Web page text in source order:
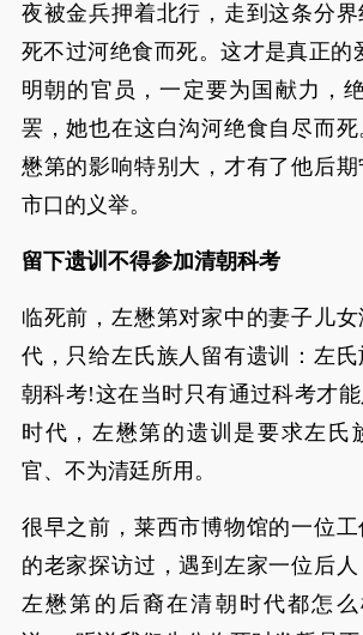
夜被金兵押着北行，走到这条分
死不过河绝食而死。这才是真正的
明朝的官员，一定要为国献力，
罢，她也在这白沟河绝食自尽而
懋第的影响特别大，才有了他后
市口的义举。
留下遗训不得参加清朝科考
临死前，左懋第对家中的妻子儿
代，只给左氏族人留有遗训：左
朝科考!这在当时只有通过科考才
时代，左懋第的遗训是要求左氏
官、不为清廷所用。
很早之前，莱西市博物馆的一位
的老家探访过，遇到左家一位后
左懋第的后裔在清朝时代都怎么